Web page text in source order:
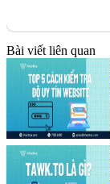
Bài viết liên quan